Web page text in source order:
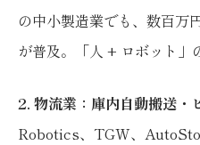
の中小製造業でも、数百万
が普及。「人 + ロボット」
2. 物流業：庫内自動搬送・
Robotics、TGW、